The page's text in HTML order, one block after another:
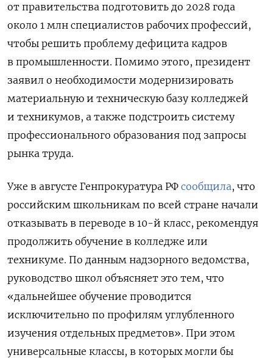
от правительства подготовить до 2028 года
около 1 млн специалистов рабочих профессий,
чтобы решить проблему дефицита кадров
в промышленности. Помимо этого, президент
заявил о необходимости модернизировать
материальную и техническую базу колледжей
и техникумов, а также подстроить систему
профессионального образования под запросы
рынка труда.
Уже в августе Генпрокуратура РФ сообщила, что
российским школьникам по всей стране начали
отказывать в переводе в 10-й класс, рекомендуя
продолжить обучение в колледже или
техникуме. По данным надзорного ведомства,
руководство школ объясняет это тем, что
«дальнейшее обучение проводится
исключительно по профилям углубленного
изучения отдельных предметов». При этом
универсальные классы, в которых могли бы